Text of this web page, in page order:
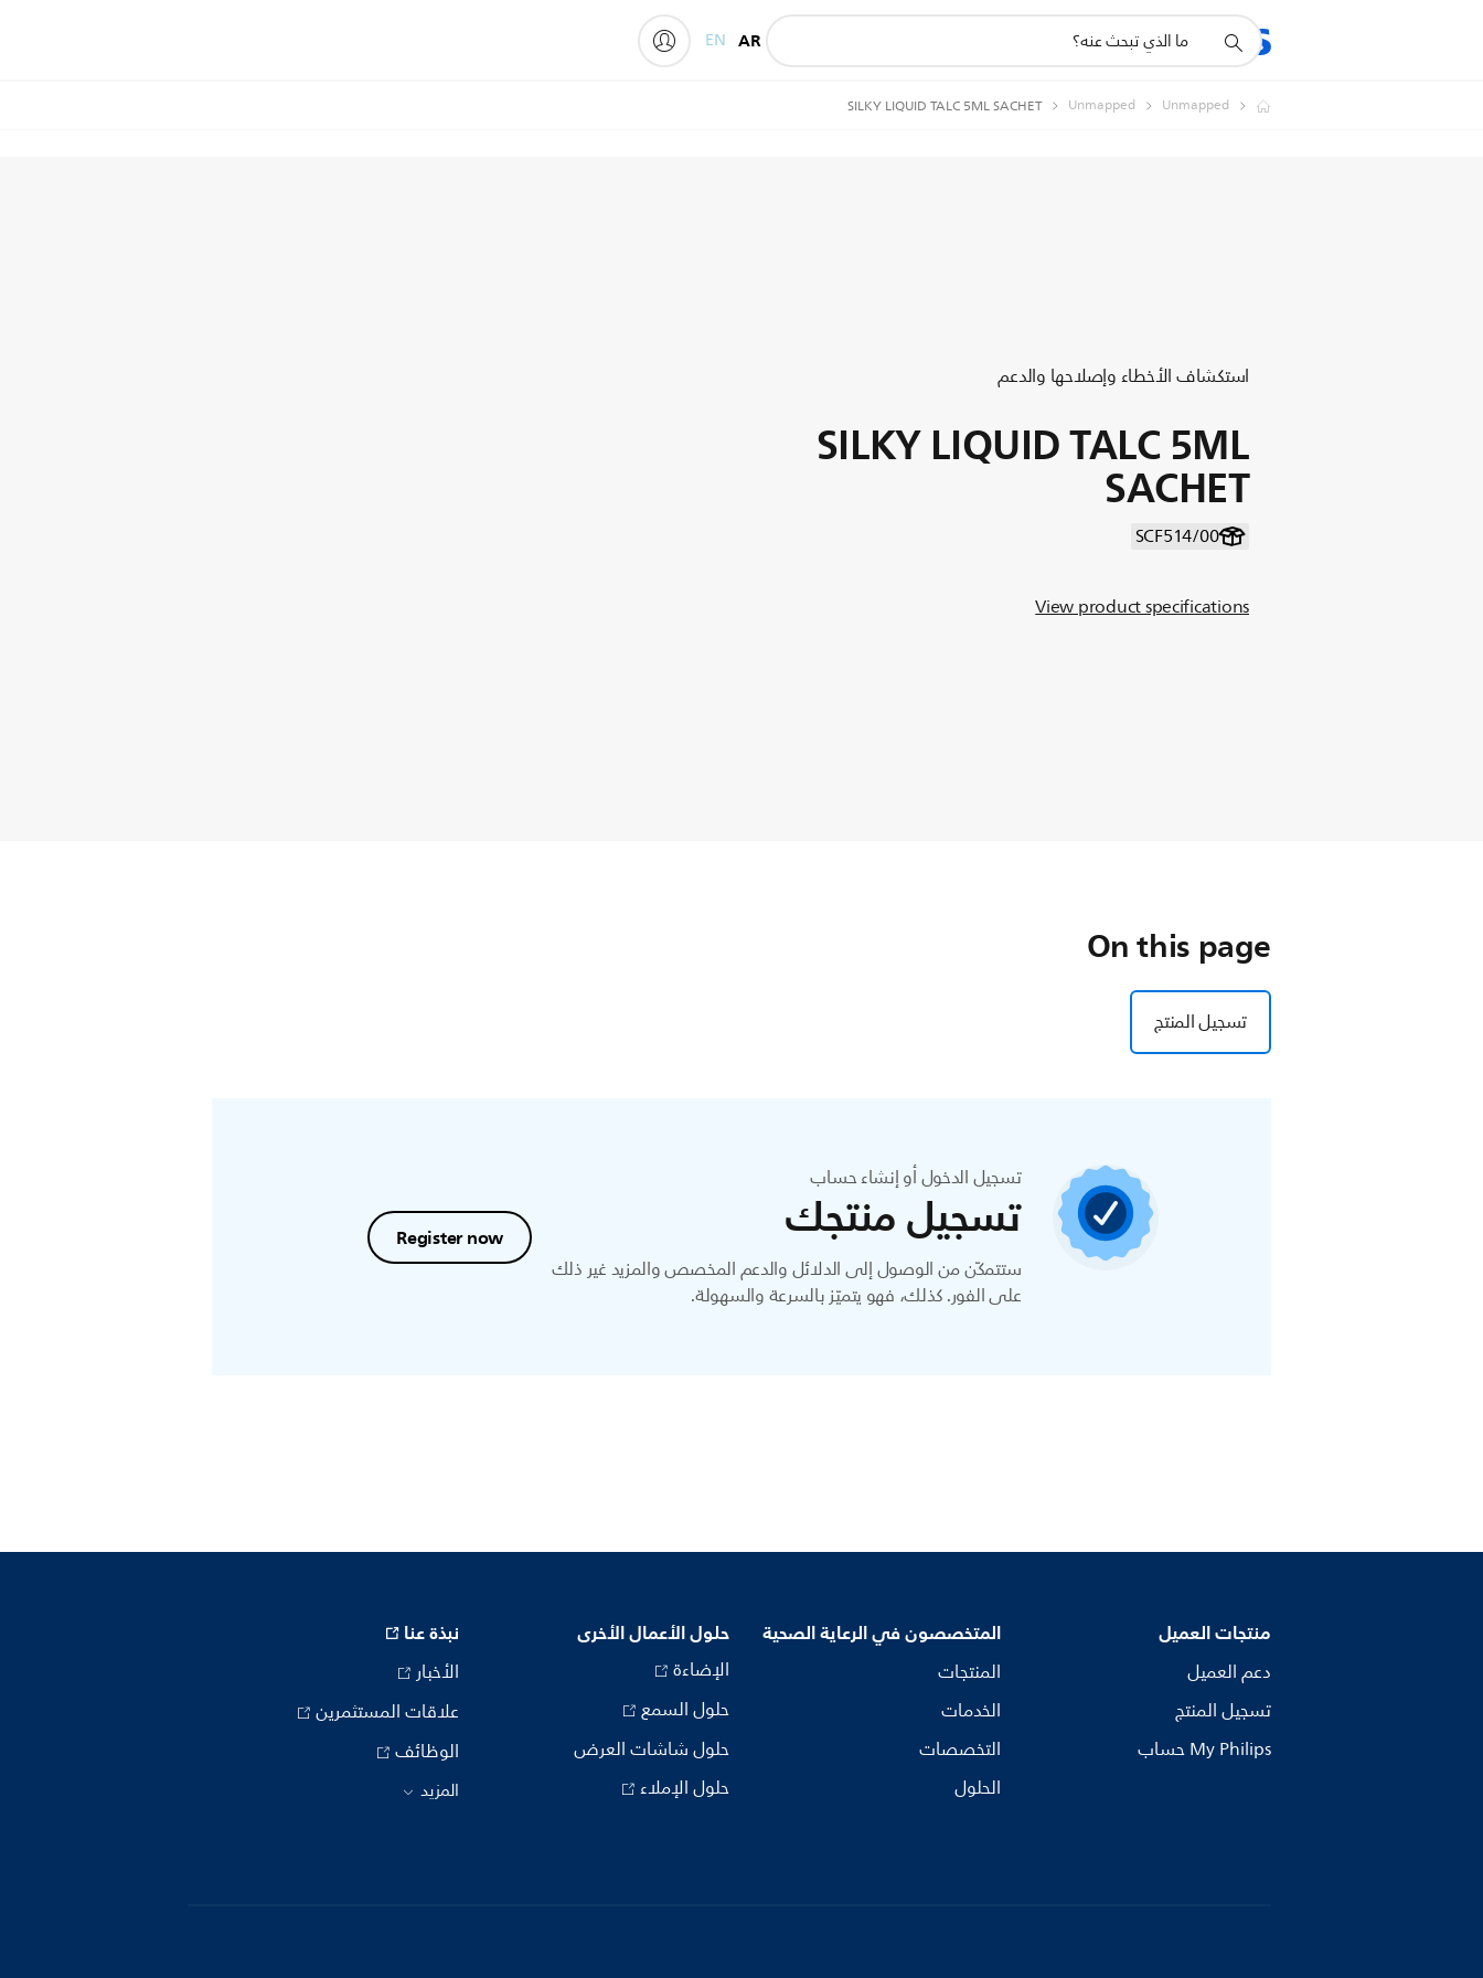
المنتجات
أيقونة
دعم
AR
EN
Unmapped
Unmapped
SILKY LIQUID TALC 5ML SACHET
استكشاف الأخطاء وإصلاحها والدعم
SILKY LIQUID TALC 5ML
SACHET
SCF514/00
View product specifications
On this page
تسجيل المنتج
تسجيل الدخول أو إنشاء حساب
تسجيل منتجك
ستتمكّن من الوصول إلى الدلائل والدعم المخصص والمزيد غير ذلك
على الفور. كذلك، فهو يتميّز بالسرعة والسهولة.
Register now
منتجات العميل
دعم العميل
تسجيل المنتج
My Philips حساب
المتخصصون في الرعاية الصحية
المنتجات
الخدمات
التخصصات
الحلول
حلول الأعمال الأخرى
الإضاءة
حلول السمع
حلول شاشات العرض
حلول الإملاء
نبذة عنا
الأخبار
علاقات المستثمرين
الوظائف
المزيد